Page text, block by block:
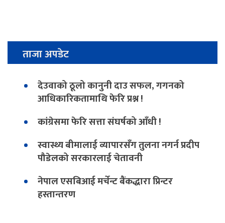
ताजा अपडेट
देउवाको ठूलो कानुनी दाउ सफल, गगनको
आधिकारिकतामाथि फेरि प्रश्न !
कांग्रेसमा फेरि सत्ता संघर्षको आँधी !
स्वास्थ्य बीमालाई व्यापारसँग तुलना नगर्न प्रदीप
पौडेलको सरकारलाई चेतावनी
नेपाल एसबिआई मर्चेन्ट बैंकद्धारा प्रिन्टर
हस्तान्तरण